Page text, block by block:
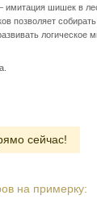
шишек в
позволяет
сейчас!
на примерку: